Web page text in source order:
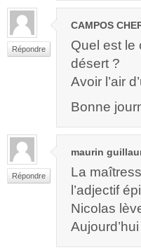
Répondre
CAMPOS
Quel est le
désert ?
Avoir l’air
Bonne
Répondre
maurin
La
l’adjectif
Nicolas